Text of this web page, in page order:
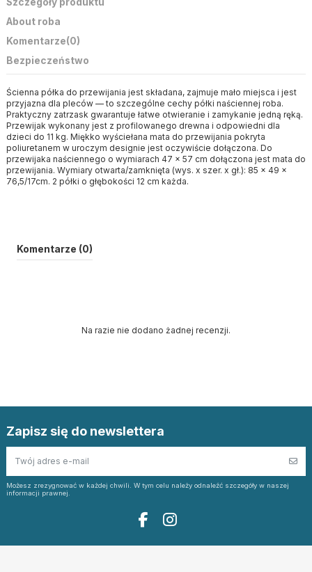
About roba
Komentarze(0)
Bezpieczeństwo
Ścienna półka do przewijania jest składana, zajmuje mało miejsca i jest
przyjazna dla pleców — to szczególne cechy półki naściennej roba.
Praktyczny zatrzask gwarantuje łatwe otwieranie i zamykanie jedną ręką.
Przewijak wykonany jest z profilowanego drewna i odpowiedni dla
dzieci do 11 kg. Miękko wyściełana mata do przewijania pokryta
poliuretanem w uroczym designie jest oczywiście dołączona. Do
przewijaka naściennego o wymiarach 47 x 57 cm dołączona jest mata do
przewijania. Wymiary otwarta/zamknięta (wys. x szer. x gł.): 85 x 49 x
76,5/17cm. 2 półki o głębokości 12 cm każda.
Komentarze (0)
Na razie nie dodano żadnej recenzji.
Zapisz się do newslettera
Możesz zrezygnować w każdej chwili. W tym celu należy odnaleźć szczegóły w naszej
informacji prawnej.